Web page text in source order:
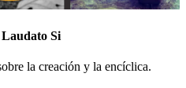
Si
la creación y la encíclica.